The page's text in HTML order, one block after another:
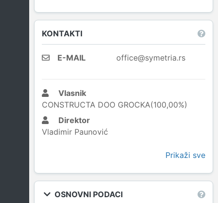
KONTAKTI
E-MAIL office@symetria.rs
Vlasnik
CONSTRUCTA DOO GROCKA(100,00%)
Direktor
Vladimir Paunović
Prikaži sve
OSNOVNI PODACI